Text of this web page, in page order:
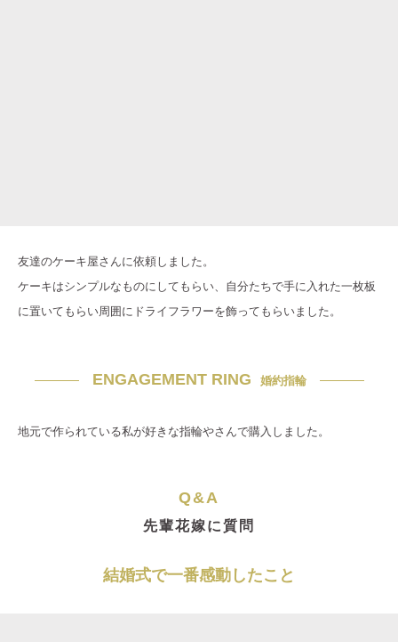
友達のケーキ屋さんに依頼しました。
ケーキはシンプルなものにしてもらい、自分たちで手に入れた一枚板
に置いてもらい周囲にドライフラワーを飾ってもらいました。
ENGAGEMENT RING 婚約指輪
地元で作られている私が好きな指輪やさんで購入しました。
Q&A
先輩花嫁に質問
結婚式で一番感動したこと